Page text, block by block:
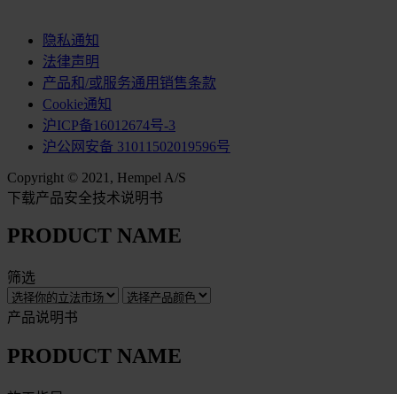
隐私通知
法律声明
产品和/或服务通用销售条款
Cookie通知
沪ICP备16012674号-3
沪公网安备 31011502019596号
Copyright © 2021, Hempel A/S
下载产品安全技术说明书
PRODUCT NAME
筛选
产品说明书
PRODUCT NAME